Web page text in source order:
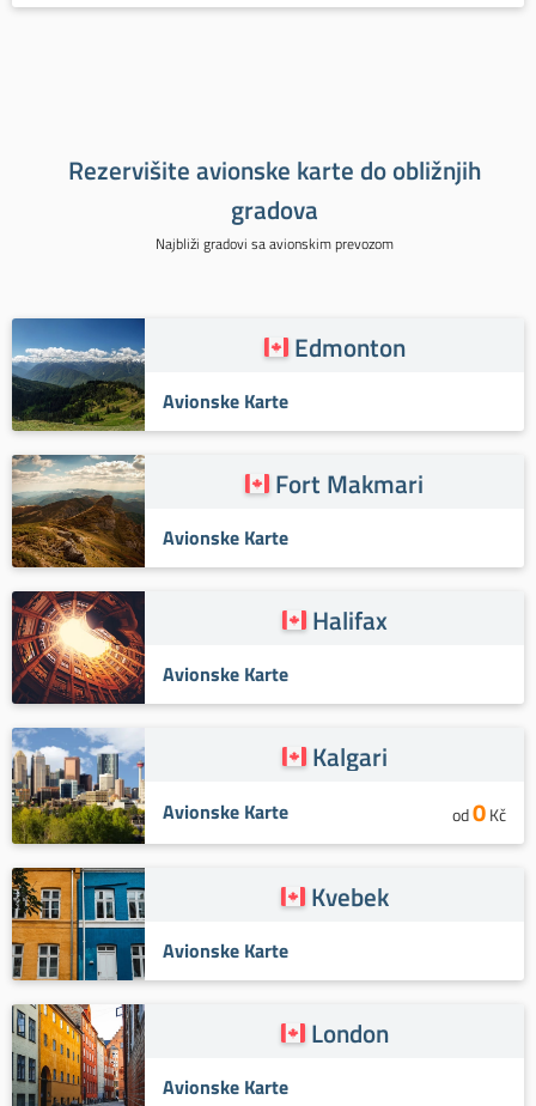
Rezervišite avionske karte do obližnjih
gradova
Najbliži gradovi sa avionskim prevozom
Edmonton
Avionske Karte
Fort Makmari
Avionske Karte
Halifax
Avionske Karte
Kalgari
Avionske Karte od0Kč
Kvebek
Avionske Karte
London
Avionske Karte